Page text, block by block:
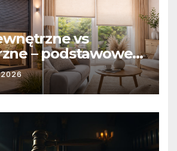
vs
– podstawowe
i
2026